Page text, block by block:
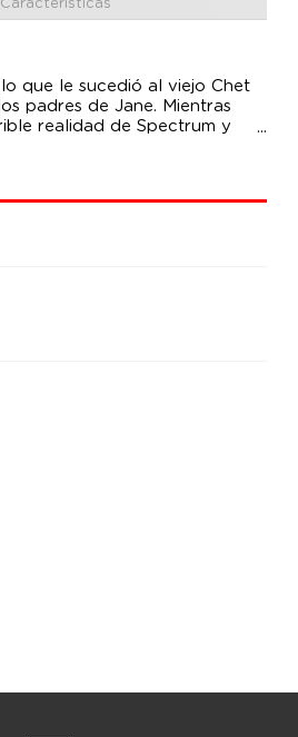
Características
que le sucedió al viejo Chet
padres de Jane. Mientras
realidad de Spectrum y
O todo les explotará,
vaya.